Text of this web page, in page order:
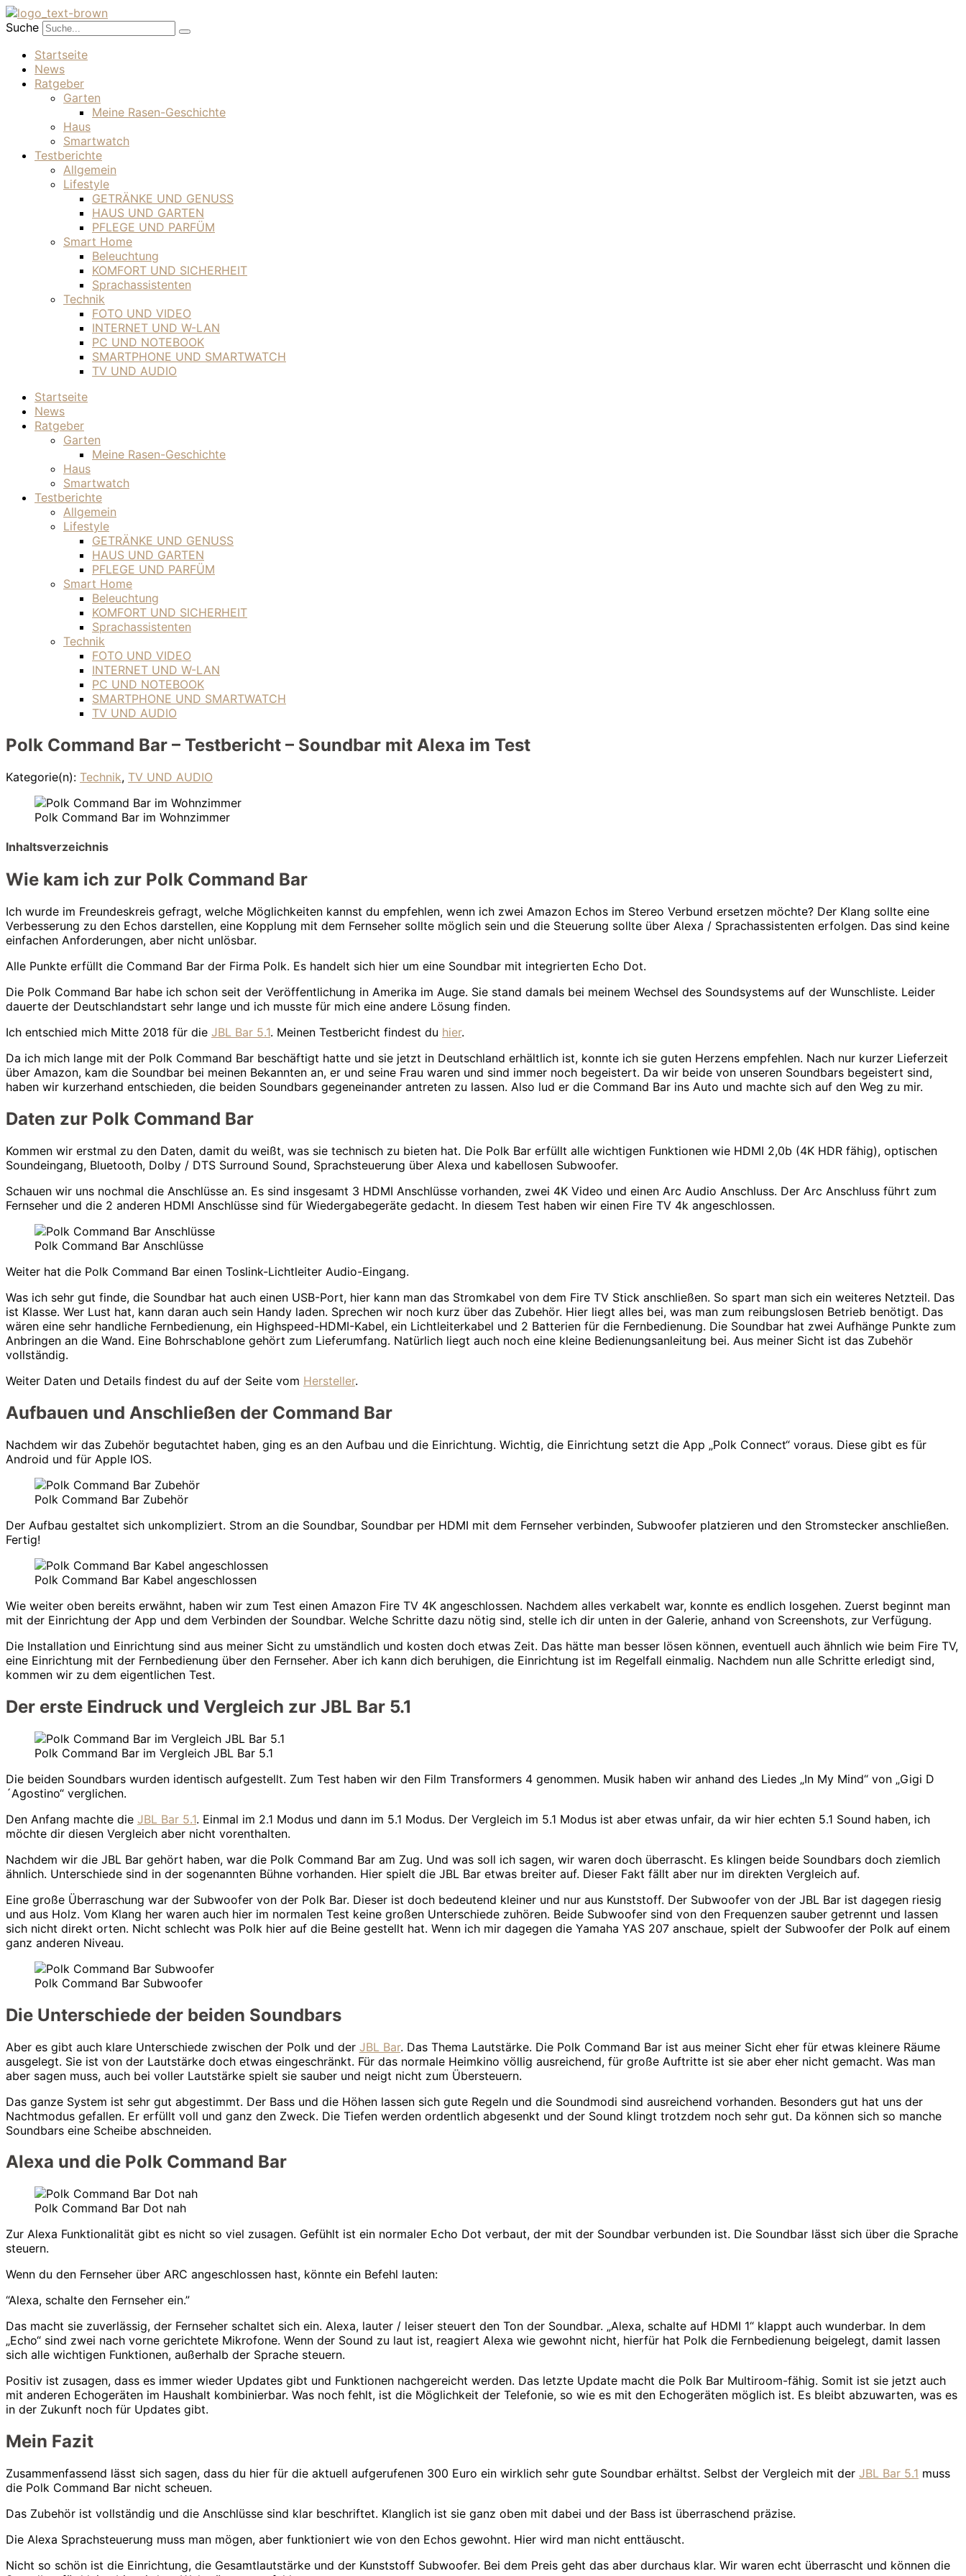
Suche
Startseite
News
Ratgeber
Garten
Meine Rasen-Geschichte
Haus
Smartwatch
Testberichte
Allgemein
Lifestyle
GETRÄNKE UND GENUSS
HAUS UND GARTEN
PFLEGE UND PARFÜM
Smart Home
Beleuchtung
KOMFORT UND SICHERHEIT
Sprachassistenten
Technik
FOTO UND VIDEO
INTERNET UND W-LAN
PC UND NOTEBOOK
SMARTPHONE UND SMARTWATCH
TV UND AUDIO
Startseite
News
Ratgeber
Garten
Meine Rasen-Geschichte
Haus
Smartwatch
Testberichte
Allgemein
Lifestyle
GETRÄNKE UND GENUSS
HAUS UND GARTEN
PFLEGE UND PARFÜM
Smart Home
Beleuchtung
KOMFORT UND SICHERHEIT
Sprachassistenten
Technik
FOTO UND VIDEO
INTERNET UND W-LAN
PC UND NOTEBOOK
SMARTPHONE UND SMARTWATCH
TV UND AUDIO
Polk Command Bar – Testbericht – Soundbar mit Alexa im Test
Kategorie(n): Technik, TV UND AUDIO
Polk Command Bar im Wohnzimmer
Inhaltsverzeichnis
Wie kam ich zur Polk Command Bar
Ich wurde im Freundeskreis gefragt, welche Möglichkeiten kannst du empfehlen, wenn ich zwei Amazon Echos im Stereo Verbund ersetzen möchte? Der Klang sollte eine
Verbesserung zu den Echos darstellen, eine Kopplung mit dem Fernseher sollte möglich sein und die Steuerung sollte über Alexa / Sprachassistenten erfolgen. Das sind keine
einfachen Anforderungen, aber nicht unlösbar.
Alle Punkte erfüllt die Command Bar der Firma Polk. Es handelt sich hier um eine Soundbar mit integrierten Echo Dot.
Die Polk Command Bar habe ich schon seit der Veröffentlichung in Amerika im Auge. Sie stand damals bei meinem Wechsel des Soundsystems auf der Wunschliste. Leider
dauerte der Deutschlandstart sehr lange und ich musste für mich eine andere Lösung finden.
Ich entschied mich Mitte 2018 für die JBL Bar 5.1. Meinen Testbericht findest du hier.
Da ich mich lange mit der Polk Command Bar beschäftigt hatte und sie jetzt in Deutschland erhältlich ist, konnte ich sie guten Herzens empfehlen. Nach nur kurzer Lieferzeit
über Amazon, kam die Soundbar bei meinen Bekannten an, er und seine Frau waren und sind immer noch begeistert. Da wir beide von unseren Soundbars begeistert sind,
haben wir kurzerhand entschieden, die beiden Soundbars gegeneinander antreten zu lassen. Also lud er die Command Bar ins Auto und machte sich auf den Weg zu mir.
Daten zur Polk Command Bar
Kommen wir erstmal zu den Daten, damit du weißt, was sie technisch zu bieten hat. Die Polk Bar erfüllt alle wichtigen Funktionen wie HDMI 2,0b (4K HDR fähig), optischen
Soundeingang, Bluetooth, Dolby / DTS Surround Sound, Sprachsteuerung über Alexa und kabellosen Subwoofer.
Schauen wir uns nochmal die Anschlüsse an. Es sind insgesamt 3 HDMI Anschlüsse vorhanden, zwei 4K Video und einen Arc Audio Anschluss. Der Arc Anschluss führt zum
Fernseher und die 2 anderen HDMI Anschlüsse sind für Wiedergabegeräte gedacht. In diesem Test haben wir einen Fire TV 4k angeschlossen.
Polk Command Bar Anschlüsse
Weiter hat die Polk Command Bar einen Toslink-Lichtleiter Audio-Eingang.
Was ich sehr gut finde, die Soundbar hat auch einen USB-Port, hier kann man das Stromkabel von dem Fire TV Stick anschließen. So spart man sich ein weiteres Netzteil. Das
ist Klasse. Wer Lust hat, kann daran auch sein Handy laden. Sprechen wir noch kurz über das Zubehör. Hier liegt alles bei, was man zum reibungslosen Betrieb benötigt. Das
wären eine sehr handliche Fernbedienung, ein Highspeed-HDMI-Kabel, ein Lichtleiterkabel und 2 Batterien für die Fernbedienung. Die Soundbar hat zwei Aufhänge Punkte zum
Anbringen an die Wand. Eine Bohrschablone gehört zum Lieferumfang. Natürlich liegt auch noch eine kleine Bedienungsanleitung bei. Aus meiner Sicht ist das Zubehör
vollständig.
Weiter Daten und Details findest du auf der Seite vom Hersteller.
Aufbauen und Anschließen der Command Bar
Nachdem wir das Zubehör begutachtet haben, ging es an den Aufbau und die Einrichtung. Wichtig, die Einrichtung setzt die App „Polk Connect“ voraus. Diese gibt es für
Android und für Apple IOS.
Polk Command Bar Zubehör
Der Aufbau gestaltet sich unkompliziert. Strom an die Soundbar, Soundbar per HDMI mit dem Fernseher verbinden, Subwoofer platzieren und den Stromstecker anschließen.
Fertig!
Polk Command Bar Kabel angeschlossen
Wie weiter oben bereits erwähnt, haben wir zum Test einen Amazon Fire TV 4K angeschlossen. Nachdem alles verkabelt war, konnte es endlich losgehen. Zuerst beginnt man
mit der Einrichtung der App und dem Verbinden der Soundbar. Welche Schritte dazu nötig sind, stelle ich dir unten in der Galerie, anhand von Screenshots, zur Verfügung.
Die Installation und Einrichtung sind aus meiner Sicht zu umständlich und kosten doch etwas Zeit. Das hätte man besser lösen können, eventuell auch ähnlich wie beim Fire TV,
eine Einrichtung mit der Fernbedienung über den Fernseher. Aber ich kann dich beruhigen, die Einrichtung ist im Regelfall einmalig. Nachdem nun alle Schritte erledigt sind,
kommen wir zu dem eigentlichen Test.
Der erste Eindruck und Vergleich zur JBL Bar 5.1
Polk Command Bar im Vergleich JBL Bar 5.1
Die beiden Soundbars wurden identisch aufgestellt. Zum Test haben wir den Film Transformers 4 genommen. Musik haben wir anhand des Liedes „In My Mind“ von „Gigi D
´Agostino“ verglichen.
Den Anfang machte die JBL Bar 5.1. Einmal im 2.1 Modus und dann im 5.1 Modus. Der Vergleich im 5.1 Modus ist aber etwas unfair, da wir hier echten 5.1 Sound haben, ich
möchte dir diesen Vergleich aber nicht vorenthalten.
Nachdem wir die JBL Bar gehört haben, war die Polk Command Bar am Zug. Und was soll ich sagen, wir waren doch überrascht. Es klingen beide Soundbars doch ziemlich
ähnlich. Unterschiede sind in der sogenannten Bühne vorhanden. Hier spielt die JBL Bar etwas breiter auf. Dieser Fakt fällt aber nur im direkten Vergleich auf.
Eine große Überraschung war der Subwoofer von der Polk Bar. Dieser ist doch bedeutend kleiner und nur aus Kunststoff. Der Subwoofer von der JBL Bar ist dagegen riesig
und aus Holz. Vom Klang her waren auch hier im normalen Test keine großen Unterschiede zuhören. Beide Subwoofer sind von den Frequenzen sauber getrennt und lassen
sich nicht direkt orten. Nicht schlecht was Polk hier auf die Beine gestellt hat. Wenn ich mir dagegen die Yamaha YAS 207 anschaue, spielt der Subwoofer der Polk auf einem
ganz anderen Niveau.
Polk Command Bar Subwoofer
Die Unterschiede der beiden Soundbars
Aber es gibt auch klare Unterschiede zwischen der Polk und der JBL Bar. Das Thema Lautstärke. Die Polk Command Bar ist aus meiner Sicht eher für etwas kleinere Räume
ausgelegt. Sie ist von der Lautstärke doch etwas eingeschränkt. Für das normale Heimkino völlig ausreichend, für große Auftritte ist sie aber eher nicht gemacht. Was man
aber sagen muss, auch bei voller Lautstärke spielt sie sauber und neigt nicht zum Übersteuern.
Das ganze System ist sehr gut abgestimmt. Der Bass und die Höhen lassen sich gute Regeln und die Soundmodi sind ausreichend vorhanden. Besonders gut hat uns der
Nachtmodus gefallen. Er erfüllt voll und ganz den Zweck. Die Tiefen werden ordentlich abgesenkt und der Sound klingt trotzdem noch sehr gut. Da können sich so manche
Soundbars eine Scheibe abschneiden.
Alexa und die Polk Command Bar
Polk Command Bar Dot nah
Zur Alexa Funktionalität gibt es nicht so viel zusagen. Gefühlt ist ein normaler Echo Dot verbaut, der mit der Soundbar verbunden ist. Die Soundbar lässt sich über die Sprache
steuern.
Wenn du den Fernseher über ARC angeschlossen hast, könnte ein Befehl lauten:
“Alexa, schalte den Fernseher ein.”
Das macht sie zuverlässig, der Fernseher schaltet sich ein. Alexa, lauter / leiser steuert den Ton der Soundbar. „Alexa, schalte auf HDMI 1“ klappt auch wunderbar. In dem
„Echo“ sind zwei nach vorne gerichtete Mikrofone. Wenn der Sound zu laut ist, reagiert Alexa wie gewohnt nicht, hierfür hat Polk die Fernbedienung beigelegt, damit lassen
sich alle wichtigen Funktionen, außerhalb der Sprache steuern.
Positiv ist zusagen, dass es immer wieder Updates gibt und Funktionen nachgereicht werden. Das letzte Update macht die Polk Bar Multiroom-fähig. Somit ist sie jetzt auch
mit anderen Echogeräten im Haushalt kombinierbar. Was noch fehlt, ist die Möglichkeit der Telefonie, so wie es mit den Echogeräten möglich ist. Es bleibt abzuwarten, was es
in der Zukunft noch für Updates gibt.
Mein Fazit
Zusammenfassend lässt sich sagen, dass du hier für die aktuell aufgerufenen 300 Euro ein wirklich sehr gute Soundbar erhältst. Selbst der Vergleich mit der JBL Bar 5.1 muss
die Polk Command Bar nicht scheuen.
Das Zubehör ist vollständig und die Anschlüsse sind klar beschriftet. Klanglich ist sie ganz oben mit dabei und der Bass ist überraschend präzise.
Die Alexa Sprachsteuerung muss man mögen, aber funktioniert wie von den Echos gewohnt. Hier wird man nicht enttäuscht.
Nicht so schön ist die Einrichtung, die Gesamtlautstärke und der Kunststoff Subwoofer. Bei dem Preis geht das aber durchaus klar. Wir waren echt überrascht und können die